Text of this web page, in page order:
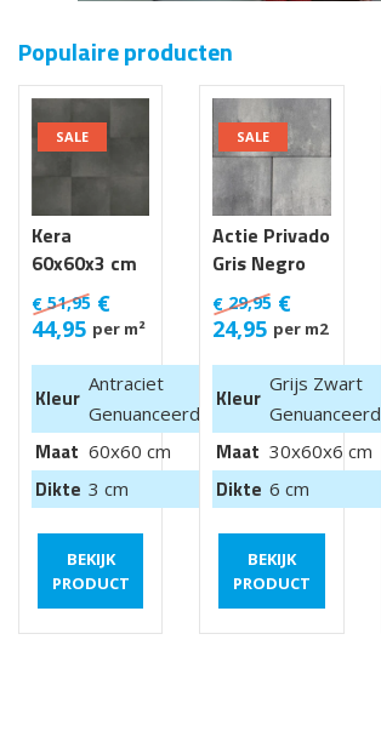
Populaire producten
Kera
60x60x3 cm
Luik
€ 51,95 €
44,95 per m²
SALE
Kleur
Antraciet
Genuanceerd
Maat 60x60 cm
Dikte 3 cm
BEKIJK
PRODUCT
Actie Privado
Gris Negro
30x60x6 cm
€ 29,95 €
24,95 per m2
SALE
Kleur
Grijs Zwart
Genuanceerd
Maat 30x60x6 cm
Dikte 6 cm
BEKIJK
PRODUCT